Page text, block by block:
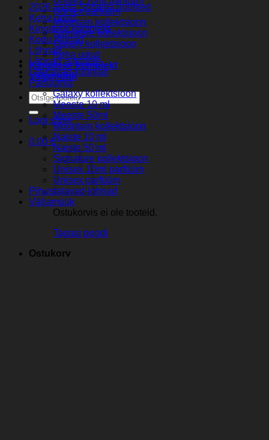
Unisex parfüüm
Mountain kollektsioon
Signature kollektsioon
Galaxy kollektsioon
Keha udud
Kingituse komplekt
Väljamüük
Otsi:
Logi sisse
0,00 €
Ostukorvis ei ole tooteid.
Tagasi poodi
Ostukorv
2026 aasta Sorvella uudised
Keha udud
Kingituse komplekt
Kodu lõhnad
Lõhnad
Lõhnad autodele
Lõhnavad küünlad
Parfuumid
Galaxy kollektsioon
Meeste 10 ml
Meeste 50ml
Mountain kollektsioon
Naiste 10 ml
Naiste 50 ml
Signature kollektsioon
Unisex 10ml parfüüm
Unisex parfüüm
Pihustatavad-lohnad
Väljamüük